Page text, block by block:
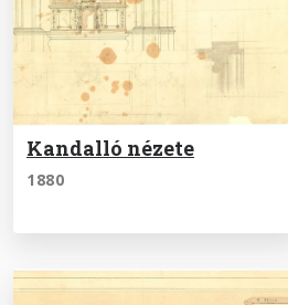
Kandalló nézete
1880